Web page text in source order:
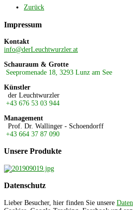
Zurück
Impressum
Kontakt
info@derLeuchtwurzler.at
Schauraum & Grotte
Seepromenade 18, 3293 Lunz am See
Künstler
der Leuchtwurzler
+43 676 53 03 944
Management
Prof. Dr. Wallinger - Schoendorff
+43 664 37 87 090
Unsere Produkte
Datenschutz
Lieber Besucher, hier finden Sie unsere